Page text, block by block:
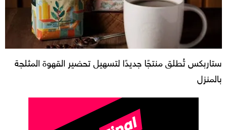
ستاربكس تُطلق منتجًا جديدًا لتسهيل تحضير القهوة المثلجة
بالمنزل